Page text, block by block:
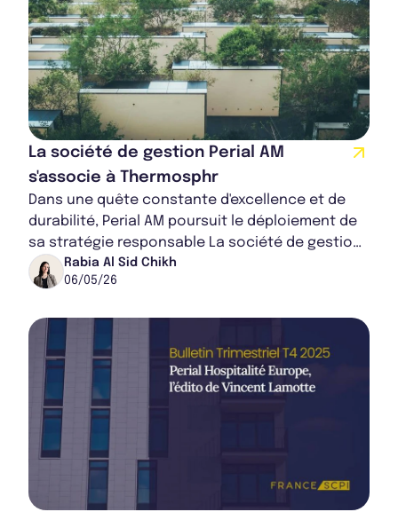
Rapport Annuel 2024
Rapport Annuel 2023
La société de gestion Perial AM
s'associe à Thermosphr
Dans une quête constante d'excellence et de
durabilité, Perial AM poursuit le déploiement de
sa stratégie responsable La société de gestion
s’allie à Thermosphr, pour piloter le r...
Rabia Al Sid Chikh
06/05/26